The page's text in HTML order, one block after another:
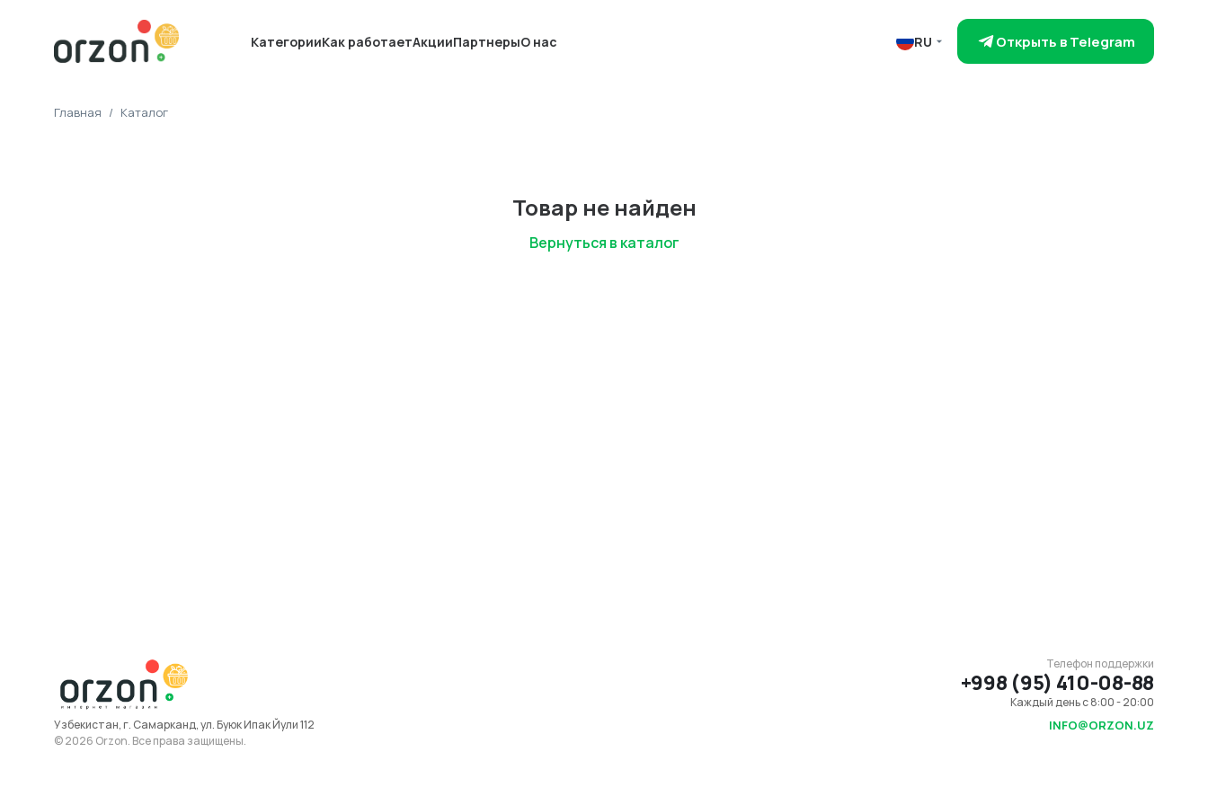
КатегорииКак работаетАкцииПартнерыО нас RU Открыть в Telegram
Главная / Каталог
Товар не найден
Вернуться в каталог
Узбекистан, г. Самарканд, ул. Буюк Ипак Йули 112
© 2026 Orzon. Все права защищены.
Телефон поддержки
+998 (95) 410-08-88
Каждый день с 8:00 - 20:00
INFO@ORZON.UZ